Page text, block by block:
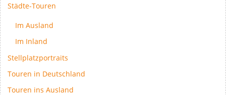
Städte-Touren
Im Ausland
Im Inland
Stellplatzportraits
Touren in Deutschland
Touren ins Ausland